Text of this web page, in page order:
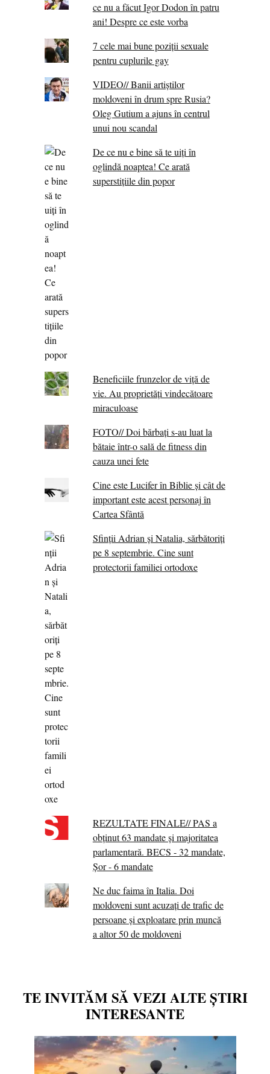
ce nu a făcut Igor Dodon în patru
ani! Despre ce este vorba
7 cele mai bune poziții sexuale
pentru cuplurile gay
VIDEO// Banii artiștilor
moldoveni în drum spre Rusia?
Oleg Gutium a ajuns în centrul
unui nou scandal
De ce nu e bine să te uiți în
oglindă noaptea! Ce arată
superstițiile din popor
Beneficiile frunzelor de viță de
vie. Au proprietăţi vindecătoare
miraculoase
FOTO// Doi bărbați s-au luat la
bătaie într-o sală de fitness din
cauza unei fete
Cine este Lucifer în Biblie și cât de
important este acest personaj în
Cartea Sfântă
Sfinții Adrian și Natalia, sărbătoriți
pe 8 septembrie. Cine sunt
protectorii familiei ortodoxe
REZULTATE FINALE// PAS a
obținut 63 mandate și majoritatea
parlamentară. BECS - 32 mandate,
Șor - 6 mandate
Ne duc faima în Italia. Doi
moldoveni sunt acuzați de trafic de
persoane și exploatare prin muncă
a altor 50 de moldoveni
TE INVITĂM SĂ VEZI ALTE ȘTIRI
INTERESANTE